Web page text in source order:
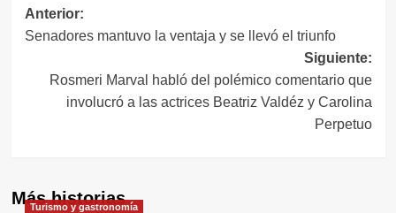
Navegación
de
entradas
Anterior:
Senadores mantuvo la ventaja y se llevó el triunfo
Siguiente:
Rosmeri Marval habló del polémico comentario que
involucró a las actrices Beatriz Valdéz y Carolina
Perpetuo
Más historias
Turismo y gastronomía